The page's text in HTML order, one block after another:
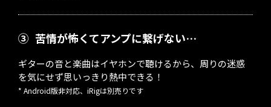
③ 苦情が怖くてアンプに繋げない…
ギターの音と楽曲はイヤホンで聴けるから、周りの迷惑
を気にせず思いっきり熱中できる！
* Android版非対応、iRigは別売りです